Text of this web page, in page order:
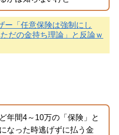
ー「任意保険は強制にし
だの金持ち理論」と反論ｗ
年間4～10万の「保険」と
なった時逃げずに払う金